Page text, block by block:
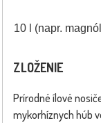
10 l (napr.
ZLOŽENIE
Prírodné ílové
mykorhíznych húb